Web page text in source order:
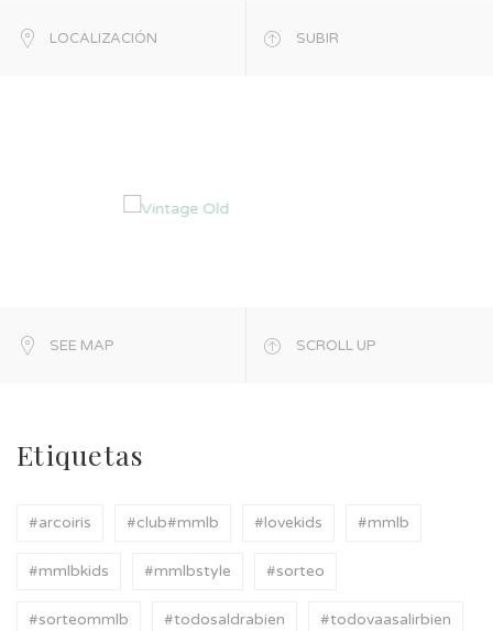
LOCALIZACIÓN SUBIR
SEE MAP SCROLL UP
Etiquetas
#arcoiris #club#mmlb #lovekids #mmlb
#mmlbkids #mmlbstyle #sorteo
#sorteommlb #todosaldrabien #todovaasalirbien